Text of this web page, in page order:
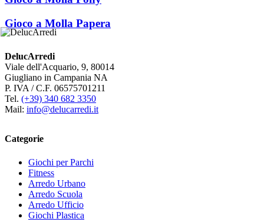
Gioco a Molla Papera
DelucArredi
Viale dell'Acquario, 9, 80014
Giugliano in Campania NA
P. IVA / C.F. 06575701211
Tel. (+39) 340 682 3350
Mail: info@delucarredi.it
Categorie
Giochi per Parchi
Fitness
Arredo Urbano
Arredo Scuola
Arredo Ufficio
Giochi Plastica